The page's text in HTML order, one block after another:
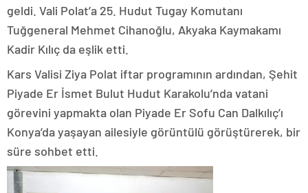
geldi. Vali Polat’a 25. Hudut Tugay Komutanı
Tuğgeneral Mehmet Cihanoğlu, Akyaka Kaymakamı
Kadir Kılıç da eşlik etti.
Kars Valisi Ziya Polat iftar programının ardından, Şehit
Piyade Er İsmet Bulut Hudut Karakolu’nda vatani
görevini yapmakta olan Piyade Er Sofu Can Dalkılıç’ı
Konya’da yaşayan ailesiyle görüntülü görüştürerek, bir
süre sohbet etti.